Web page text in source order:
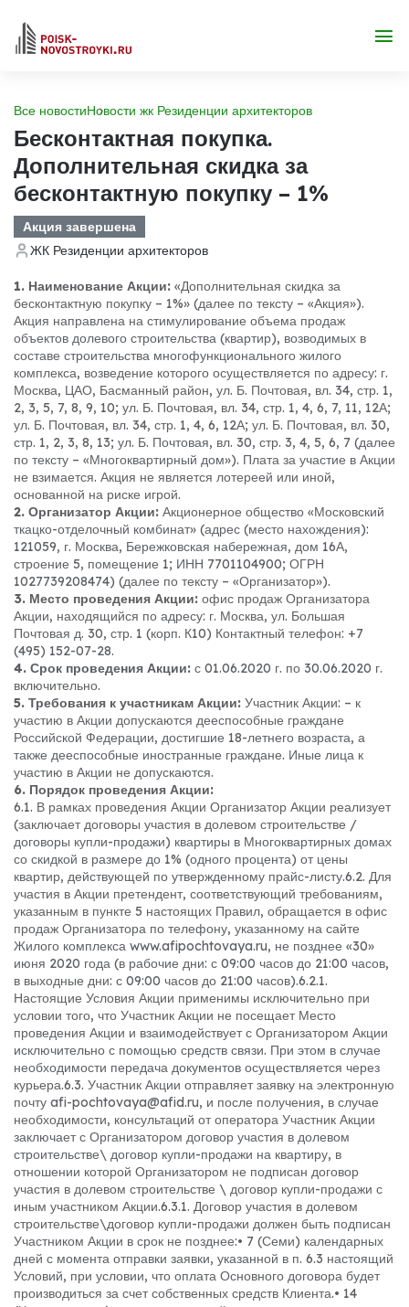
Все новостиНовости жк Резиденции архитекторов
Бесконтактная покупка.
Дополнительная скидка за
бесконтактную покупку – 1%
Акция завершена
ЖК Резиденции архитекторов
1. Наименование Акции: «Дополнительная скидка за
бесконтактную покупку – 1%» (далее по тексту – «Акция»).
Акция направлена на стимулирование объема продаж
объектов долевого строительства (квартир), возводимых в
составе строительства многофункционального жилого
комплекса, возведение которого осуществляется по адресу: г.
Москва, ЦАО, Басманный район, ул. Б. Почтовая, вл. 34, стр. 1,
2, 3, 5, 7, 8, 9, 10; ул. Б. Почтовая, вл. 34, стр. 1, 4, 6, 7, 11, 12А;
ул. Б. Почтовая, вл. 34, стр. 1, 4, 6, 12А; ул. Б. Почтовая, вл. 30,
стр. 1, 2, 3, 8, 13; ул. Б. Почтовая, вл. 30, стр. 3, 4, 5, 6, 7 (далее
по тексту – «Многоквартирный дом»). Плата за участие в Акции
не взимается. Акция не является лотереей или иной,
основанной на риске игрой.
2. Организатор Акции: Акционерное общество «Московский
ткацко-отделочный комбинат» (адрес (место нахождения):
121059, г. Москва, Бережковская набережная, дом 16А,
строение 5, помещение 1; ИНН 7701104900; ОГРН
1027739208474) (далее по тексту – «Организатор»).
3. Место проведения Акции: офис продаж Организатора
Акции, находящийся по адресу: г. Москва, ул. Большая
Почтовая д. 30, стр. 1 (корп. К10) Контактный телефон: +7
(495) 152-07-28.
4. Срок проведения Акции: с 01.06.2020 г. по 30.06.2020 г.
включительно.
5. Требования к участникам Акции: Участник Акции: – к
участию в Акции допускаются дееспособные граждане
Российской Федерации, достигшие 18-летнего возраста, а
также дееспособные иностранные граждане. Иные лица к
участию в Акции не допускаются.
6. Порядок проведения Акции:
6.1. В рамках проведения Акции Организатор Акции реализует
(заключает договоры участия в долевом строительстве /
договоры купли-продажи) квартиры в Многоквартирных домах
со скидкой в размере до 1% (одного процента) от цены
квартир, действующей по утвержденному прайс-листу.6.2. Для
участия в Акции претендент, соответствующий требованиям,
указанным в пункте 5 настоящих Правил, обращается в офис
продаж Организатора по телефону, указанному на сайте
Жилого комплекса www.afipochtovaya.ru, не позднее «30»
июня 2020 года (в рабочие дни: с 09:00 часов до 21:00 часов,
в выходные дни: с 09:00 часов до 21:00 часов).6.2.1.
Настоящие Условия Акции применимы исключительно при
условии того, что Участник Акции не посещает Место
проведения Акции и взаимодействует с Организатором Акции
исключительно с помощью средств связи. При этом в случае
необходимости передача документов осуществляется через
курьера.6.3. Участник Акции отправляет заявку на электронную
почту afi-pochtovaya@afid.ru, и после получения, в случае
необходимости, консультаций от оператора Участник Акции
заключает с Организатором договор участия в долевом
строительстве\ договор купли-продажи на квартиру, в
отношении которой Организатором не подписан договор
участия в долевом строительстве \ договор купли-продажи с
иным участником Акции.6.3.1. Договор участия в долевом
строительстве\договор купли-продажи должен быть подписан
Участником Акции в срок не позднее:• 7 (Семи) календарных
дней с момента отправки заявки, указанной в п. 6.3 настоящий
Условий, при условии, что оплата Основного договора будет
производиться за счет собственных средств Клиента.• 14